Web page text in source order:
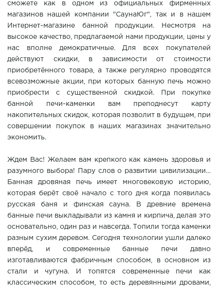
сможете как в одном из официальных фирменных
магазинов нашей компании "СаунаЮг", так и в нашем
Интернет-магазине банной продукции. Несмотря на
высокое качество, предлагаемой нами продукции, цены у
нас вполне демократичные. Для всех покупателей
действуют скидки, в зависимости от стоимости
приобретённого товара, а также регулярно проводятся
всевозможные акции, при которых банную печь можно
приобрести с существенной скидкой. При покупке
банной печи-каменки вам преподнесут карту
накопительных скидок, которая позволит в будущем, при
совершении покупок в наших магазинах значительно
экономить.
Ждем Вас! Желаем вам крепкого как камень здоровья и
разумного выбора! Пару слов о развитии цивилизации…
Банная дровяная печь имеет многовековую историю,
которая берёт своё начало с того дня когда появилась
русская баня и финская сауна. В древние времена
банные печи выкладывали из камня и кирпича, делая это
основательно, один раз и навсегда. Топили тогда каменки
разным сухим деревом. Сегодня технологии ушли далеко
вперёд, и современные банные печи давно
изготавливаются фабричным способом, в основном из
стали и чугуна. И топятся современные печи как
классическим способом, то есть деревянными дровами,